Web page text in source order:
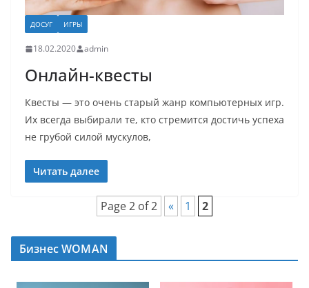
ДОСУГ ИГРЫ
18.02.2020 admin
Онлайн-квесты
Квесты — это очень старый жанр компьютерных игр.
Их всегда выбирали те, кто стремится достичь успеха
не грубой силой мускулов,
Читать далее
Page 2 of 2 « 1 2
Бизнес WOMAN